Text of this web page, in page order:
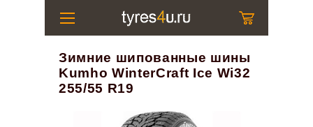
Зимние шипованные шины
Kumho WinterCraft Ice Wi32
255/55 R19